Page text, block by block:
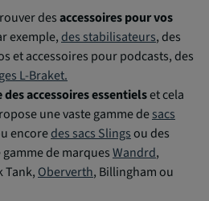
desaccessoires pour vos
exemple, des stabilisateurs, des
et accessoires pour podcasts, des
L-Braket.
accessoires essentielset cela
une vaste gamme desacs
encoredes sacs Slingsou des
de marquesWandrd,
Tank, Oberverth, Billingham ou